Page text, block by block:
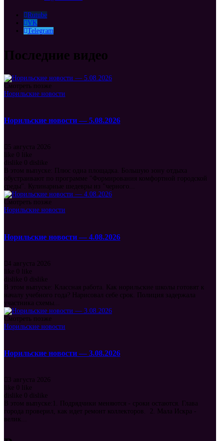
Rutube
VK
Telegram
Последние видео
Смотреть позже
Норильские новости
Норильские новости — 5.08.2026
5 августа 2026
like
0
like
dislike
0 dislike
В этом выпуске: Плюс одна площадка. Большую зону отдыха
обустраивают по программе "Формирования комфортной городской
среды". Кулинарные шедевры из "черного...
Смотреть позже
Норильские новости
Норильские новости — 4.08.2026
4 августа 2026
like
0
like
dislike
0 dislike
В этом выпуске: Классная работа. Как норильские школы готовят к
началу учебного года? Нарисовал себе срок. Полиция задержала
участника схемы...
Смотреть позже
Норильские новости
Норильские новости — 3.08.2026
3 августа 2026
like
0
like
dislike
0 dislike
В этом выпуске:1. Подрядчики меняются - сроки остаются. Глава
города проверил, как идет ремонт коллекторов. 2. Мала Искра -
велик...